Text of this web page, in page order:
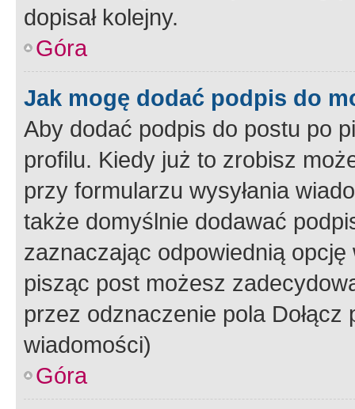
dopisał kolejny.
Góra
Jak mogę dodać podpis do
Aby dodać podpis do postu po
profilu. Kiedy już to zrobisz
przy formularzu wysyłania
także domyślnie dodawać
zaznaczając odpowiednią
pisząc post możesz
przez odznaczenie pola
wiadomości)
Góra